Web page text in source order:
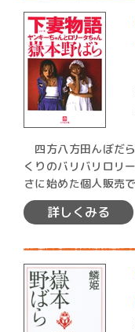
四方八方田んぼだ
くりのバリバリロリ
さに始めた個人販売
ー少女・…
詳しくみる